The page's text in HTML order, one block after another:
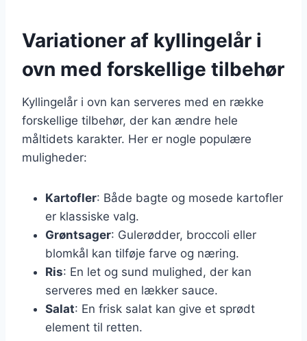
Variationer af kyllingelår i
ovn med forskellige tilbehør
Kyllingelår i ovn kan serveres med en række
forskellige tilbehør, der kan ændre hele
måltidets karakter. Her er nogle populære
muligheder:
Kartofler: Både bagte og mosede kartofler
er klassiske valg.
Grøntsager: Gulerødder, broccoli eller
blomkål kan tilføje farve og næring.
Ris: En let og sund mulighed, der kan
serveres med en lækker sauce.
Salat: En frisk salat kan give et sprødt
element til retten.